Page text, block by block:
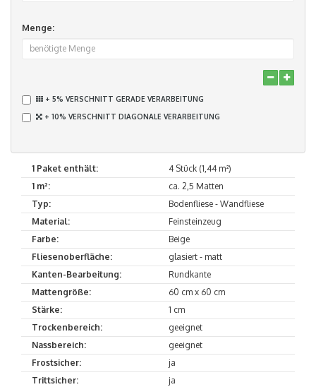
Menge:
+ 5% VERSCHNITT GERADE VERARBEITUNG
+ 10% VERSCHNITT DIAGONALE VERARBEITUNG
1 Paket enthält:
4 Stück (1,44 m²)
1 m²:
ca. 2,5 Matten
Typ:
Bodenfliese - Wandfliese
Material:
Feinsteinzeug
Farbe:
Beige
Fliesenoberfläche:
glasiert - matt
Kanten-Bearbeitung:
Rundkante
Mattengröße:
60 cm x 60 cm
Stärke:
1 cm
Trockenbereich:
geeignet
Nassbereich:
geeignet
Frostsicher:
ja
Trittsicher:
ja